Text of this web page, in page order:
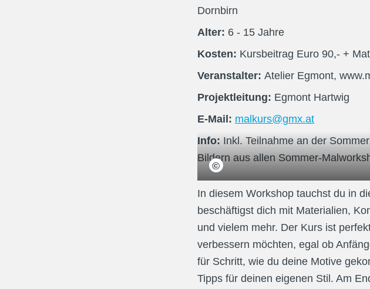
Dornbirn
Alter: 6- 15Jahre
Kosten: Kursbeitrag Euro 90,-+
Veranstalter: Atelier Egmont,
Projektleitung: Egmont Hartwig
E-Mail: malkurs@gmx.at
Info: Inkl. Teilnahme an der
Bildern aus allen Sommer-
©Atelier Egmont
In diesem Workshop tauchst du in
beschäftigst dich mit Materialien,
und vielem mehr. Der Kurs ist
verbessern möchten, egal ob
für Schritt, wie du deine Motive
Tipps für deinen eigenen Stil. Am